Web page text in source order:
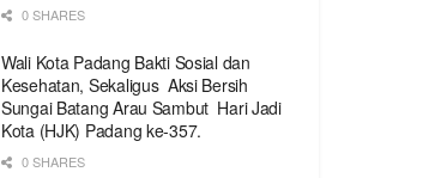
0 SHARES
Wali Kota Padang Bakti Sosial dan
Kesehatan, Sekaligus Aksi Bersih
Sungai Batang Arau Sambut Hari Jadi
Kota (HJK) Padang ke-357.
0 SHARES